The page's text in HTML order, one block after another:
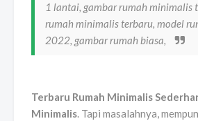
1 lantai, gambar rumah minimalis
rumah minimalis terbaru, model
2022, gambar rumah biasa,
Terbaru Rumah Minimalis
Minimalis. Tapi masalahnya,